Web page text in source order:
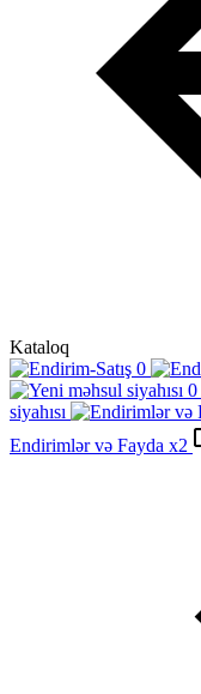
Kataloq
siyahısı
Endirimlər və Fayda x2